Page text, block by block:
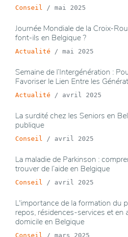
Conseil / mai 2025
Journée Mondiale de la Croix-
font-ils en Belgique ?
Actualité / mai 2025
Semaine de l’Intergénération :
Favoriser le Lien Entre les
Actualité / avril 2025
La surdité chez les Seniors en
publique
Conseil / avril 2025
La maladie de Parkinson :
trouver de l’aide en Belgique
Conseil / avril 2025
L'importance de la formation du
repos, résidences-services et en
domicile en Belgique
Conseil / mars 2025